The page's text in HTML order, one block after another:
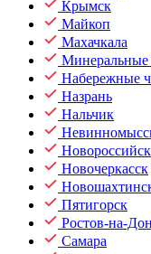
Крымск
Майкоп
Махачкала
Набережные
Назрань
Нальчик
Новороссийск
Новочеркасск
Пятигорск
Ростов-на-
Самара